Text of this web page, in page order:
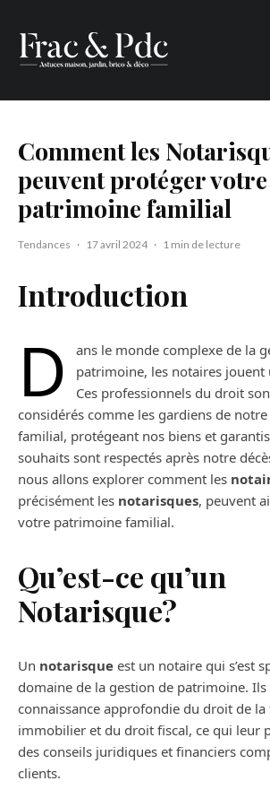
Comment les
peuvent protéger votre
patrimoine familial
Tendances · 17 avril 2024 · 1 min de lecture
Introduction
D
ans le monde complexe de la
patrimoine, les notaires jouent
Ces professionnels du droit
considérés comme les gardiens de
familial, protégeant nos biens et
souhaits sont respectés après notre
nous allons explorer comment les
précisément les notarisques, peuvent
votre patrimoine familial.
Qu’est-ce qu’un
Notarisque?
Un notarisque est un notaire qui s’est
domaine de la gestion de patrimoine.
connaissance approfondie du droit de
immobilier et du droit fiscal, ce qui leur
des conseils juridiques et financiers
clients.